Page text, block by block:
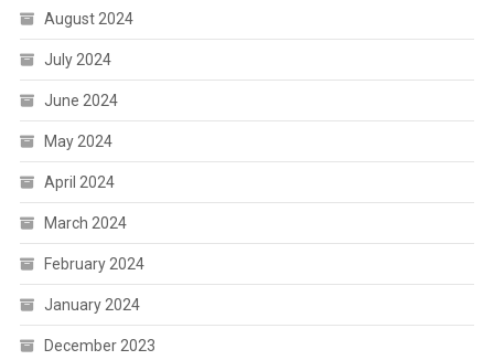
August 2024
July 2024
June 2024
May 2024
April 2024
March 2024
February 2024
January 2024
December 2023